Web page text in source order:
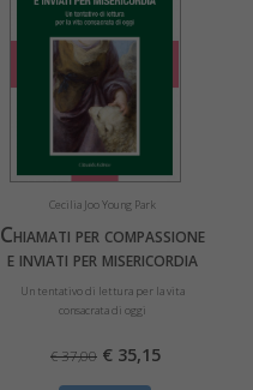
Cecilia Joo Young Park
Chiamati per compassione
e inviati per misericordia
Un tentativo di lettura per la vita
consacrata di oggi
€ 37,00 € 35,15